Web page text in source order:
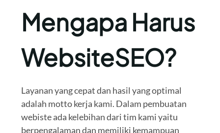
Mengapa Harus
WebsiteSEO?
Layanan yang cepat dan hasil yang optimal
adalah motto kerja kami. Dalam pembuatan
webiste ada kelebihan dari tim kami yaitu
berpengalaman dan memiliki kemampuan